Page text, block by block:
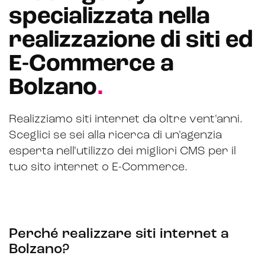
Hubspot
Email marketing
Marketing automation
Lead generation e nurturing
specializzata nella
realizzazione di siti ed
E-Commerce a
Bolzano.
Realizziamo siti internet da oltre vent'anni.
Sceglici se sei alla ricerca di un'agenzia
esperta nell'utilizzo dei migliori CMS per il
tuo sito internet o E-Commerce.
Perché realizzare siti internet a
Bolzano?